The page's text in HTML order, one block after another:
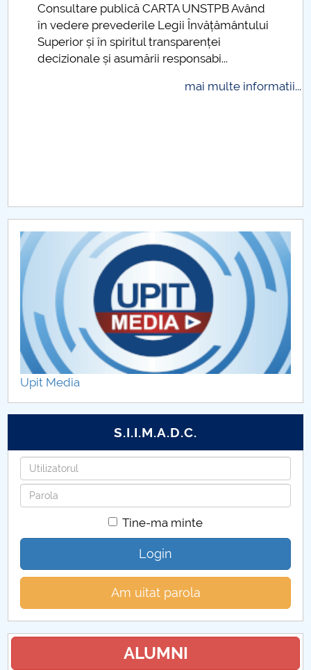
Raportul Conducerii Centrului Universitar Pitești
privind implementarea Planului Operațional 2020-
MENIU CANTINA
Programe de licenta DSN
Programe de master DSN
Program de conversie profesională
Personal DSN
Management DSN
Indrumatori an DSN
PRACTICA
EVALUAREA ȘI ASIGURAREA CALITĂȚII DSN
Evenimente DSN
Posturi didactice vacante
Consultare publică CARTA UNSTPB Având
în vedere prevederile Legii Învățământului
Superior și în spiritul transparenței
decizionale și asumării responsabi...
mai multe informatii...
Upit Media
S.I.I.M.A.D.C.
Utilizatorul
Parola
Tine-ma minte
Login
Am uitat parola
ALUMNI